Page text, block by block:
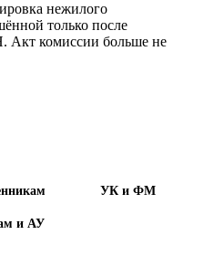
нежилого
только после
Акт комиссии больше не
УК и ФМ
и АУ